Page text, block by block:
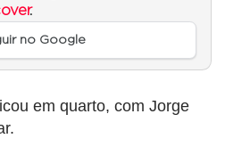
.
no Google
em quarto, com Jorge